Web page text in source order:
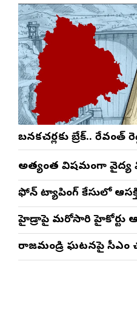
బనకచర్లకు బ్రేక్..
అత్యంత విషమంగా వైద్య
ఫోన్ ట్యాపింగ్ కేసులో
హైడ్రాపై మరోసారి హైకోర్టు
రాజమండ్రి ఘటనపై సీఎం